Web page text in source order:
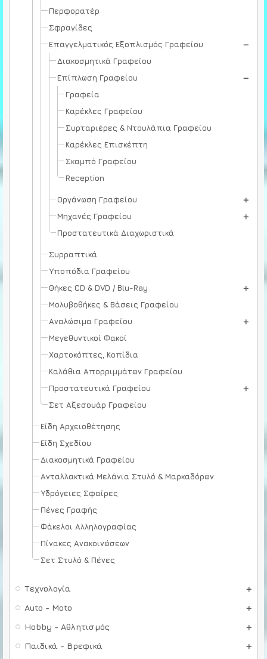
Περφορατέρ
Σφραγίδες
Επαγγελματικός Εξοπλισμός Γραφείου
Διακοσμητικά Γραφείου
Επίπλωση Γραφείου
Γραφεία
Καρέκλες Γραφείου
Συρταριέρες & Ντουλάπια Γραφείου
Καρέκλες Επισκέπτη
Σκαμπό Γραφείου
Reception
Οργάνωση Γραφείου
Μηχανές Γραφείου
Προστατευτικά Διαχωριστικά
Συρραπτικά
Υποπόδια Γραφείου
Θήκες CD & DVD / Blu-Ray
Μολυβοθήκες & Βάσεις Γραφείου
Αναλώσιμα Γραφείου
Μεγεθυντικοί Φακοί
Χαρτοκόπτες, Κοπίδια
Καλάθια Απορριμμάτων Γραφείου
Προστατευτικά Γραφείου
Σετ Αξεσουάρ Γραφείου
Είδη Αρχειοθέτησης
Είδη Σχεδίου
Διακοσμητικά Γραφείου
Ανταλλακτικά Μελάνια Στυλό & Μαρκαδόρων
Υδρόγειες Σφαίρες
Πένες Γραφής
Φάκελοι Αλληλογραφίας
Πίνακες Ανακοινώσεων
Σετ Στυλό & Πένες
Τεχνολογία
Auto - Moto
Hobby - Αθλητισμός
Παιδικά - Βρεφικά